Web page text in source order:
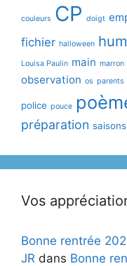
couleurs CP doigt
fichier halloween
Louisa Paulin main marron
observation os parents
police pouce
préparation saisons
Vos
Bonne rentrée
JR dans Bonne